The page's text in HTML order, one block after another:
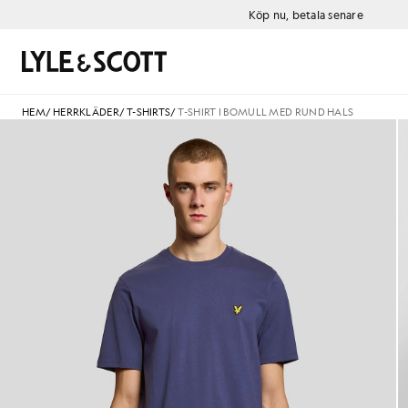
Köp nu, betala senare
Sök
HEM/ HERRKLÄDER/T-SHIRTS/T-SHIRT I BOMULL MED RUND HALS